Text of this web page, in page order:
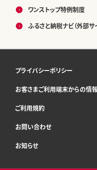
ワンストップ特例制度
ふるさと納税ナビ（外部サ
プライバシーポリシー
お客さまご利用端末からの情
ご利用規約
お問い合わせ
お知らせ